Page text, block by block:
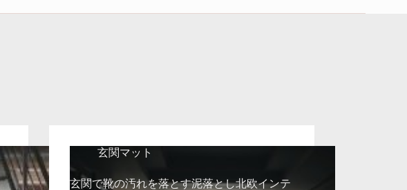
玄関マット
玄関で靴の汚れを落とす泥落とし北欧インテ